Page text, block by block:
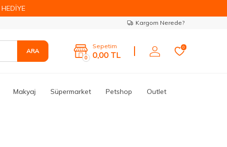
HEDİYE
Kargom Nerede?
ARA
0
Sepetim
0,00 TL
0
Makyaj Süpermarket Petshop Outlet